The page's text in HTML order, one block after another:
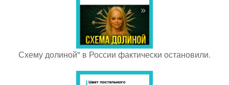
Схему долиной" в России фактически остановили.